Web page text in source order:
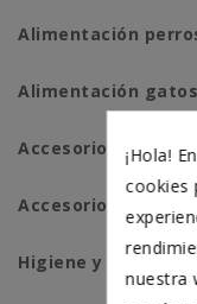
Alimentación
Alimentación gatos
Accesorios perros
Accesorios para
Higiene y salud
¡Hola!
cookies
nuestra